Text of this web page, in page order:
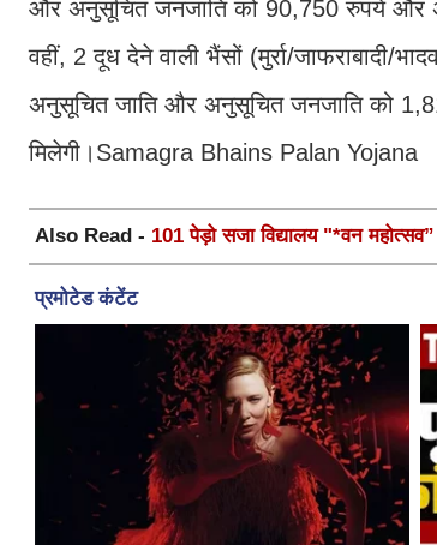
और अनुसूचित जनजाति को 90,750 रुपये और
वहीं, 2 दूध देने वाली भैंसों (मुर्रा/जाफराबादी/
अनुसूचित जाति और अनुसूचित जनजाति को
मिलेगी।Samagra Bhains Palan Yojana
Also Read - 101 पेड़ो सजा विद्यालय "*वन